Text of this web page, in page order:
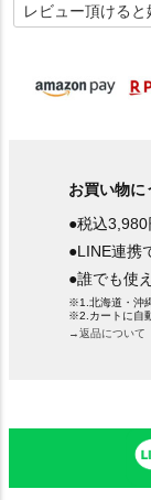
必
須
お買い物に
●税込
●LINE連携
●誰でも使
※1.北海道・沖
※2.カートに自
→返品について